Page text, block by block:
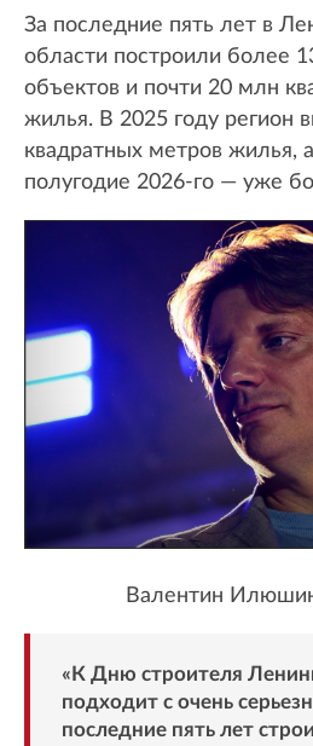
За последние пять лет в
области построили более
объектов и почти 20 млн
жилья. В 2025 году регион
квадратных метров жилья,
полугодие 2026-го — уже
Валентин
«К Дню строителя
подходит с очень
последние пять лет